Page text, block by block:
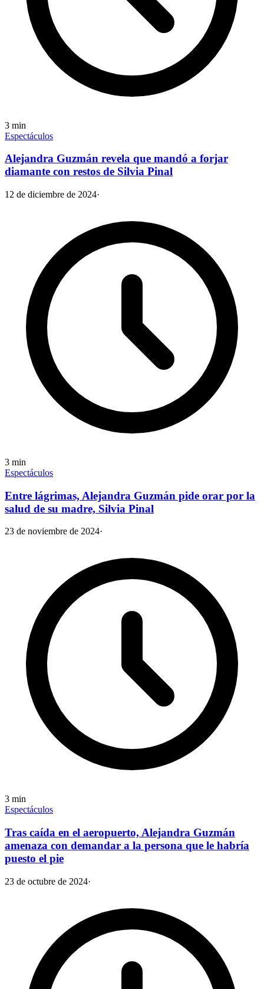
3 min
Espectáculos
Alejandra Guzmán revela que mandó a forjar
diamante con restos de Silvia Pinal
12 de diciembre de 2024·
3 min
Espectáculos
Entre lágrimas, Alejandra Guzmán pide orar por la
salud de su madre, Silvia Pinal
23 de noviembre de 2024·
3 min
Espectáculos
Tras caída en el aeropuerto, Alejandra Guzmán
amenaza con demandar a la persona que le habría
puesto el pie
23 de octubre de 2024·